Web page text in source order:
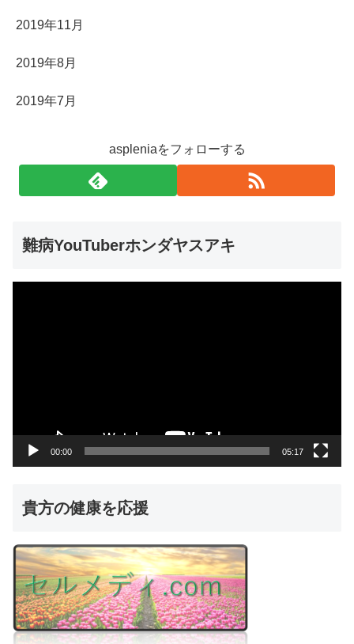
2019年11月
2019年8月
2019年7月
aspleniaをフォローする
難病YouTuberホンダヤスアキ
00:00 05:17
貴方の健康を応援